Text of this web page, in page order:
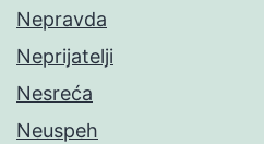
Nepravda
Neprijatelji
Nesreća
Neuspeh